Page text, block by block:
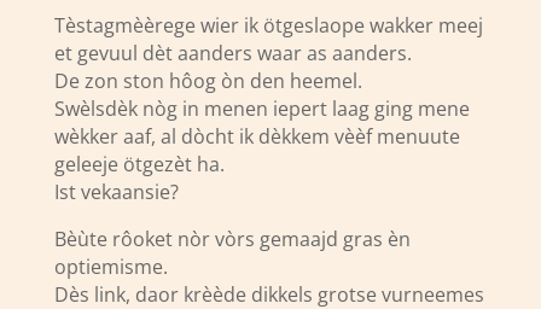
Tèstagmèèrege wier ik ötgeslaope wakker meej
et gevuul dèt aanders waar as aanders.
De zon ston hôog òn den heemel.
Swèlsdèk nòg in menen iepert laag ging mene
wèkker aaf, al dòcht ik dèkkem vèèf menuute
geleeje ötgezèt ha.
Ist vekaansie?
Bèùte rôoket nòr vòrs gemaajd gras èn
optiemisme.
Dès link, daor krèède dikkels grotse vurneemes